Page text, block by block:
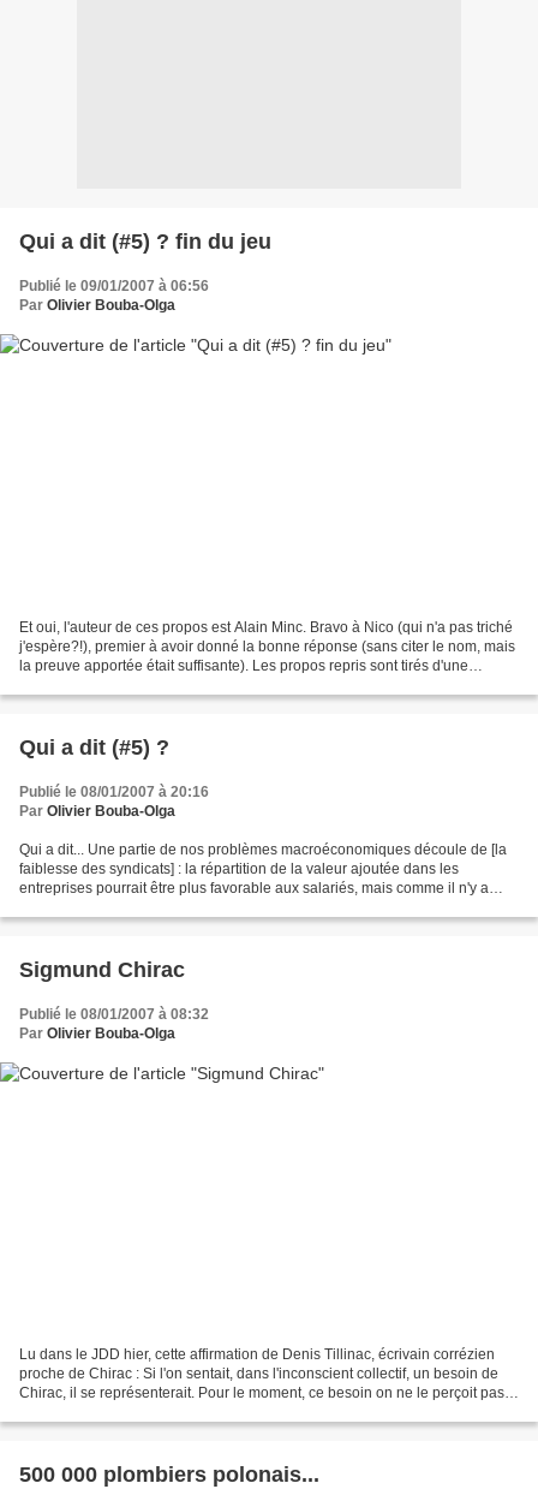
Qui a dit (#5) ? fin du jeu
Publié le 09/01/2007 à 06:56
Par Olivier Bouba-Olga
Et oui, l'auteur de ces propos est Alain Minc. Bravo à Nico (qui n'a pas triché
j'espère?!), premier à avoir donné la bonne réponse (sans citer le nom, mais
la preuve apportée était suffisante). Les propos repris sont tirés d'une
Qui a dit (#5) ?
Publié le 08/01/2007 à 20:16
Par Olivier Bouba-Olga
Qui a dit... Une partie de nos problèmes macroéconomiques découle de [la
faiblesse des syndicats] : la répartition de la valeur ajoutée dans les
entreprises pourrait être plus favorable aux salariés, mais comme il n'y a
Sigmund Chirac
Publié le 08/01/2007 à 08:32
Par Olivier Bouba-Olga
Lu dans le JDD hier, cette affirmation de Denis Tillinac, écrivain corrézien
proche de Chirac : Si l'on sentait, dans l'inconscient collectif, un besoin de
Chirac, il se représenterait. Pour le moment, ce besoin on ne le perçoit pas.
500 000 plombiers polonais...